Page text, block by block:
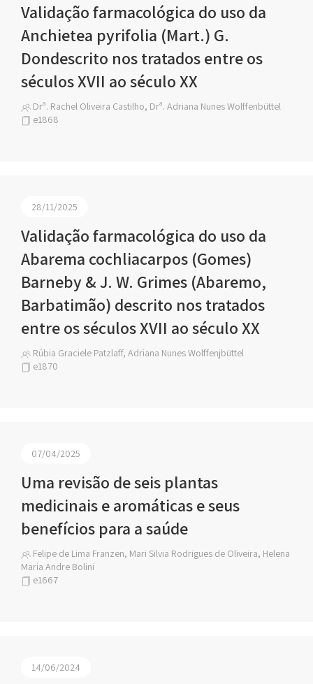
Validação farmacológica do uso da
Anchietea pyrifolia (Mart.) G.
Dondescrito nos tratados entre os
séculos XVII ao século XX
Drª. Rachel Oliveira Castilho, Drª. Adriana Nunes Wolffenbüttel
e1868
28/11/2025
Validação farmacológica do uso da
Abarema cochliacarpos (Gomes)
Barneby & J. W. Grimes (Abaremo,
Barbatimão) descrito nos tratados
entre os séculos XVII ao século XX
Rúbia Graciele Patzlaff, Adriana Nunes Wolffenjbüttel
e1870
07/04/2025
Uma revisão de seis plantas
medicinais e aromáticas e seus
benefícios para a saúde
Felipe de Lima Franzen, Mari Silvia Rodrigues de Oliveira, Helena
Maria Andre Bolini
e1667
14/06/2024